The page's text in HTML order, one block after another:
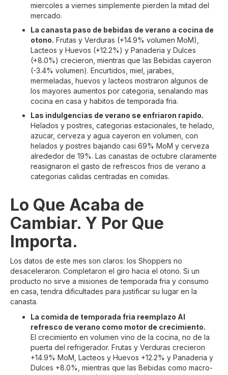
miercoles a viernes simplemente pierden la mitad del
mercado.
La canasta paso de bebidas de verano a cocina de
otono. Frutas y Verduras (+14.9% volumen MoM),
Lacteos y Huevos (+12.2%) y Panaderia y Dulces
(+8.0%) crecieron, mientras que las Bebidas cayeron
(-3.4% volumen). Encurtidos, miel, jarabes,
mermeladas, huevos y lacteos mostraron algunos de
los mayores aumentos por categoria, senalando mas
cocina en casa y habitos de temporada fria.
Las indulgencias de verano se enfriaron rapido.
Helados y postres, categorias estacionales, te helado,
azucar, cerveza y agua cayeron en volumen, con
helados y postres bajando casi 69% MoM y cerveza
alrededor de 19%. Las canastas de octubre claramente
reasignaron el gasto de refrescos frios de verano a
categorias calidas centradas en comidas.
Lo Que Acaba de
Cambiar. Y Por Que
Importa.
Los datos de este mes son claros: los Shoppers no
desaceleraron. Completaron el giro hacia el otono. Si un
producto no sirve a misiones de temporada fria y consumo
en casa, tendra dificultades para justificar su lugar en la
canasta.
La comida de temporada fria reemplazo AI
refresco de verano como motor de crecimiento.
El crecimiento en volumen vino de la cocina, no de la
puerta del refrigerador. Frutas y Verduras crecieron
+14.9% MoM, Lacteos y Huevos +12.2% y Panaderia y
Dulces +8.0%, mientras que las Bebidas como macro-